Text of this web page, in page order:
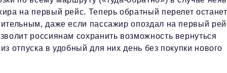
на первый рейс. Теперь обратный перелет
даже если пассажир опоздал на первый
россиянам сохранить возможность вернуться
отпуска в удобный для них день без покупки нового